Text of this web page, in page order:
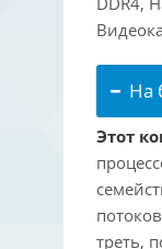
На
Этот
треть,